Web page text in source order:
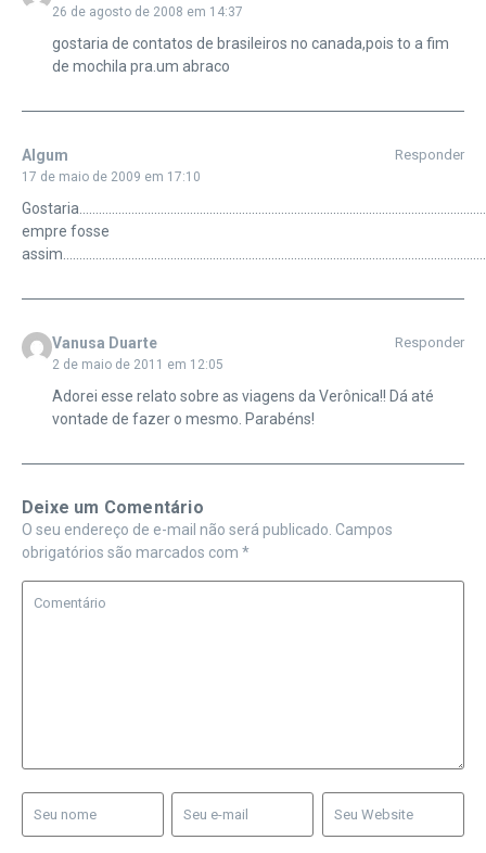
26 de agosto de 2008 em 14:37
gostaria de contatos de brasileiros no canada,pois to a fim
de mochila pra.um abraco
Algum
17 de maio de 2009 em 17:10
Responder
empre fosse
Vanusa Duarte
2 de maio de 2011 em 12:05
Responder
Adorei esse relato sobre as viagens da Verônica!! Dá até
vontade de fazer o mesmo. Parabéns!
Deixe um Comentário
O seu endereço de e-mail não será publicado. Campos
obrigatórios são marcados com *